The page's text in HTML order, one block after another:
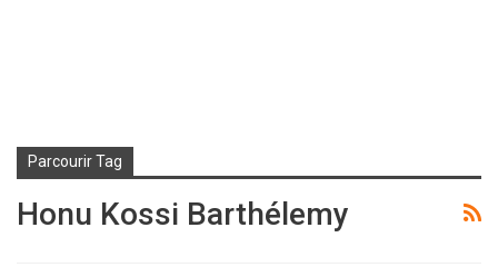
Parcourir Tag
Honu Kossi Barthélemy